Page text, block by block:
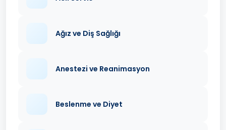
Ağız ve Diş Sağlığı
Anestezi ve Reanimasyon
Beslenme ve Diyet